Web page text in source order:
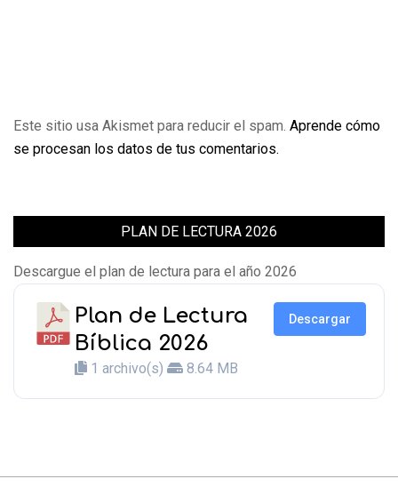
Este sitio usa Akismet para reducir el spam. Aprende cómo
se procesan los datos de tus comentarios.
PLAN DE LECTURA 2026
Descargue el plan de lectura para el año 2026
Plan de Lectura
Bíblica 2026
1 archivo(s) 8.64 MB
Descargar